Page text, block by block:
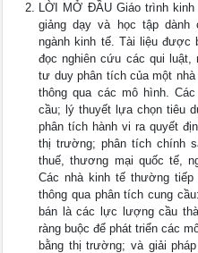
LỜI MỞ ĐẦU Giáo trình
giảng dạy và học tập dành
ngành kinh tế. Tài liệu được
đọc nghiên cứu các qui
tư duy phân tích của một
thông qua các mô hình.
cầu; lý thuyết lựa chọn tiêu
phân tích hành vi ra quyết
thị trường; phân tích chính
thuế, thương mại quốc tế,
Các nhà kinh tế thường
thông qua phân tích cung
bán là các lực lượng cầu
ràng buộc để phát triển các
bằng thị trường; và giải